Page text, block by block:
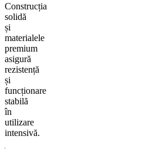
Construcția
solidă
și
materialele
premium
asigură
rezistență
și
funcționare
stabilă
în
utilizare
intensivă.